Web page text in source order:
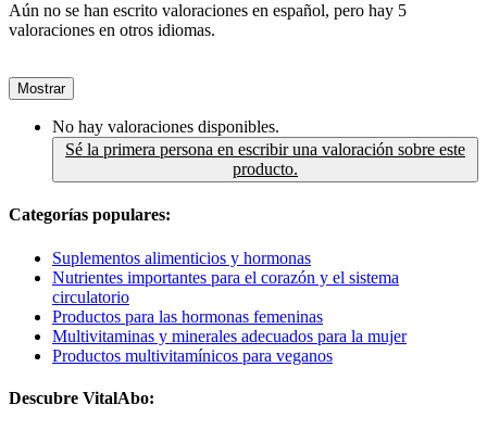
Aún no se han escrito valoraciones en español, pero hay 5
valoraciones en otros idiomas.
Mostrar
No hay valoraciones disponibles.
Sé la primera persona en escribir una valoración sobre este
producto.
Categorías populares:
Suplementos alimenticios y hormonas
Nutrientes importantes para el corazón y el sistema
circulatorio
Productos para las hormonas femeninas
Multivitaminas y minerales adecuados para la mujer
Productos multivitamínicos para veganos
Descubre VitalAbo: